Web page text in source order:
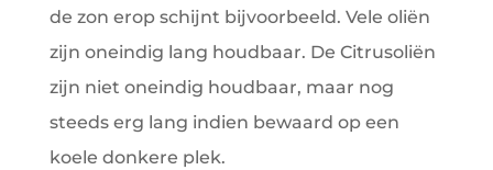
de zon erop schijnt bijvoorbeeld. Vele oliën
zijn oneindig lang houdbaar. De Citrusoliën
zijn niet oneindig houdbaar, maar nog
steeds erg lang indien bewaard op een
koele donkere plek.